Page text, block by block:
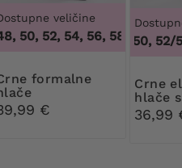
veličine
50, 52, 54, 56, 58, 60, 62,
€
48/50, 52/
Crne elegantne
hlače
36,99